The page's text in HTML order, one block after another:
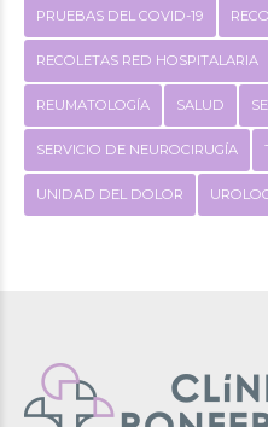
PRUEBAS DEL COVID-19
RECOLETAS RED HOSPITALARIA
REUMATOLOGÍA SALUD
SERVICIO DE NEUROCIRUGÍA
UNIDAD DEL DOLOR